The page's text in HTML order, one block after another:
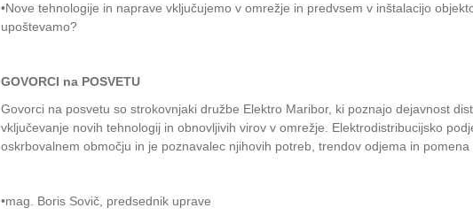
•Nove tehnologije in naprave vključujemo v omrežje in predvsem v inštalacijo
upoštevamo?
GOVORCI na POSVETU
Govorci na posvetu so strokovnjaki družbe Elektro Maribor, ki poznajo dejavnost
vključevanje novih tehnologij in obnovljivih virov v omrežje. Elektrodistribucijsko
oskrbovalnem območju in je poznavalec njihovih potreb, trendov odjema in pomena
•mag. Boris Sovič, predsednik uprave